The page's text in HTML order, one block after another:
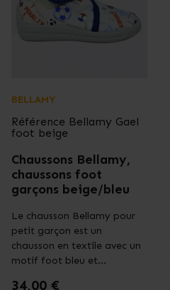
BELLAMY
Référence Bellamy Gael
foot beige
Chaussons Bellamy,
chaussons foot
garçons beige/bleu
Le chausson Bellamy pour
petit garçon est un
chausson en textile avec un
motif foot bleu et...
Prix
34,00 €